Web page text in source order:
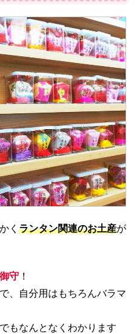
く ランタン関連のお土産が
守 ！
、自分用はもちろんバラマ
もなんとなくわかります